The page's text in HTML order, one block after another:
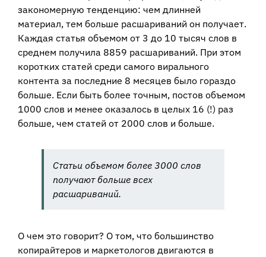
закономерную тенденцию: чем длинней
материал, тем больше расшариваний он получает.
Каждая статья объемом от 3 до 10 тысяч слов в
среднем получила 8859 расшариваний. При этом
коротких статей среди самого вирального
контента за последние 8 месяцев было гораздо
больше. Если быть более точным, постов объемом
1000 слов и менее оказалось в целых 16 (!) раз
больше, чем статей от 2000 слов и больше.
Статьи объемом более 3000 слов
получают больше всех
расшариваний.
О чем это говорит? О том, что большинство
копирайтеров и маркетологов двигаются в